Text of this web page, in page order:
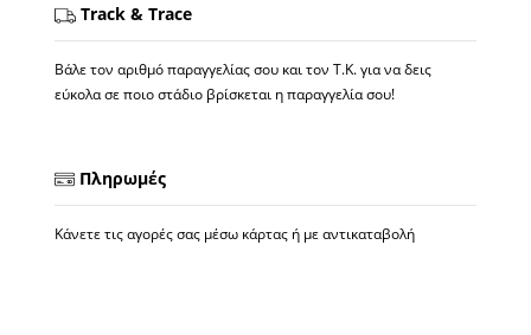
Track & Trace
Βάλε τον αριθμό παραγγελίας σου και τον Τ.Κ. για να δεις
εύκολα σε ποιο στάδιο βρίσκεται η παραγγελία σου!
Πληρωμές
Κάνετε τις αγορές σας μέσω κάρτας ή με αντικαταβολή